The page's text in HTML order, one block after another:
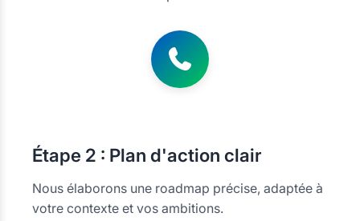
Étape 2 : Plan d'action clair
Nous élaborons une roadmap précise, adaptée à
votre contexte et vos ambitions.